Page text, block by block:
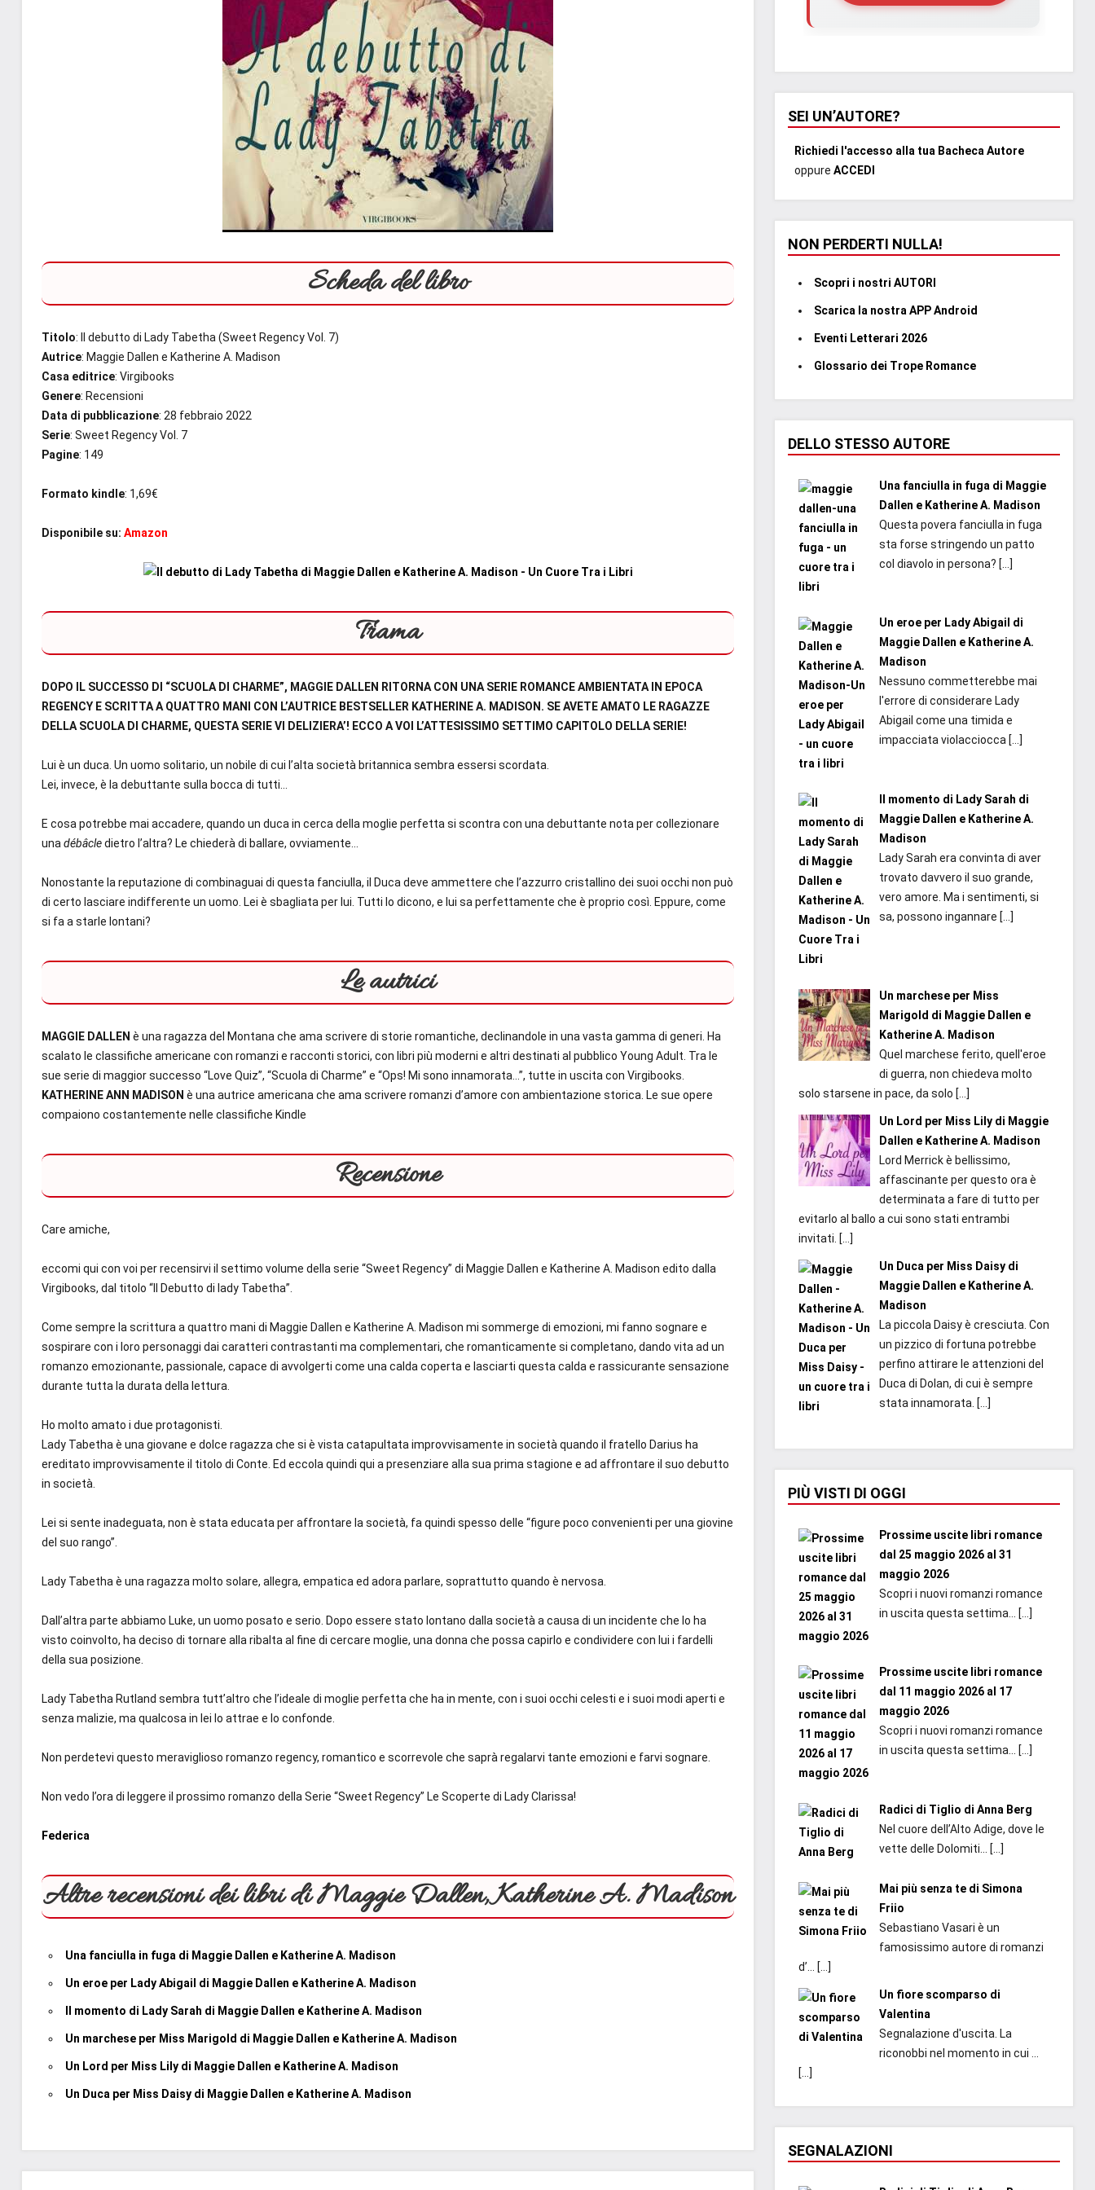
Scheda del libro
Titolo: Il debutto di Lady Tabetha (Sweet Regency Vol. 7)
Autrice: Maggie Dallen e Katherine A. Madison
Casa editrice: Virgibooks
Genere: Recensioni
Data di pubblicazione: 28 febbraio 2022
Serie: Sweet Regency Vol. 7
Pagine: 149
Formato kindle: 1,69€
Disponibile su: Amazon
Trama
DOPO IL SUCCESSO DI “SCUOLA DI CHARME”, MAGGIE DALLEN RITORNA CON UNA SERIE ROMANCE AMBIENTATA IN EPOCA
REGENCY E SCRITTA A QUATTRO MANI CON L’AUTRICE BESTSELLER KATHERINE A. MADISON. SE AVETE AMATO LE RAGAZZE
DELLA SCUOLA DI CHARME, QUESTA SERIE VI DELIZIERA’! ECCO A VOI L’ATTESISSIMO SETTIMO CAPITOLO DELLA SERIE!
Lui è un duca. Un uomo solitario, un nobile di cui l’alta società britannica sembra essersi scordata.
Lei, invece, è la debuttante sulla bocca di tutti…
E cosa potrebbe mai accadere, quando un duca in cerca della moglie perfetta si scontra con una debuttante nota per collezionare
una débâcledietro l’altra? Le chiederà di ballare, ovviamente…
Nonostante la reputazione di combinaguai di questa fanciulla, il Duca deve ammettere che l’azzurro cristallino dei suoi occhi non può
di certo lasciare indifferente un uomo. Lei è sbagliata per lui. Tutti lo dicono, e lui sa perfettamente che è proprio così. Eppure, come
si fa a starle lontani?
Le autrici
MAGGIE DALLEN è una ragazza del Montana che ama scrivere di storie romantiche, declinandole in una vasta gamma di generi. Ha
scalato le classifiche americane con romanzi e racconti storici, con libri più moderni e altri destinati al pubblico Young Adult. Tra le
sue serie di maggior successo “Love Quiz”, “Scuola di Charme” e “Ops! Mi sono innamorata…”, tutte in uscita con Virgibooks.
KATHERINE ANN MADISON è una autrice americana che ama scrivere romanzi d’amore con ambientazione storica. Le sue opere
compaiono costantemente nelle classifiche Kindle
Recensione
Care amiche,
eccomi qui con voi per recensirvi il settimo volume della serie “Sweet Regency” di Maggie Dallen e Katherine A. Madison edito dalla
Virgibooks, dal titolo “Il Debutto di lady Tabetha”.
Come sempre la scrittura a quattro mani di Maggie Dallen e Katherine A. Madison mi sommerge di emozioni, mi fanno sognare e
sospirare con i loro personaggi dai caratteri contrastanti ma complementari, che romanticamente si completano, dando vita ad un
romanzo emozionante, passionale, capace di avvolgerti come una calda coperta e lasciarti questa calda e rassicurante sensazione
durante tutta la durata della lettura.
Ho molto amato i due protagonisti.
Lady Tabetha è una giovane e dolce ragazza che si è vista catapultata improvvisamente in società quando il fratello Darius ha
ereditato improvvisamente il titolo di Conte. Ed eccola quindi qui a presenziare alla sua prima stagione e ad affrontare il suo debutto
in società.
Lei si sente inadeguata, non è stata educata per affrontare la società, fa quindi spesso delle “figure poco convenienti per una giovine
del suo rango”.
Lady Tabetha è una ragazza molto solare, allegra, empatica ed adora parlare, soprattutto quando è nervosa.
Dall’altra parte abbiamo Luke, un uomo posato e serio. Dopo essere stato lontano dalla società a causa di un incidente che lo ha
visto coinvolto, ha deciso di tornare alla ribalta al fine di cercare moglie, una donna che possa capirlo e condividere con lui i fardelli
della sua posizione.
Lady Tabetha Rutland sembra tutt’altro che l’ideale di moglie perfetta che ha in mente, con i suoi occhi celesti e i suoi modi aperti e
senza malizie, ma qualcosa in lei lo attrae e lo confonde.
Non perdetevi questo meraviglioso romanzo regency, romantico e scorrevole che saprà regalarvi tante emozioni e farvi sognare.
Non vedo l’ora di leggere il prossimo romanzo della Serie “Sweet Regency” Le Scoperte di Lady Clarissa!
Federica
Altre recensioni dei libri di Maggie Dallen, Katherine A. Madison
Una fanciulla in fuga di Maggie Dallen e Katherine A. Madison
Un eroe per Lady Abigail di Maggie Dallen e Katherine A. Madison
Il momento di Lady Sarah di Maggie Dallen e Katherine A. Madison
Un marchese per Miss Marigold di Maggie Dallen e Katherine A. Madison
Un Lord per Miss Lily di Maggie Dallen e Katherine A. Madison
Un Duca per Miss Daisy di Maggie Dallen e Katherine A. Madison
In
SEI UN’AUTORE?
Richiedi l'accesso alla tua Bacheca Autore
oppure ACCEDI
NON PERDERTI NULLA!
Scopri i nostri AUTORI
Scarica la nostra APP Android
Eventi Letterari 2026
Glossario dei Trope Romance
DELLO STESSO AUTORE
Una fanciulla in fuga di Maggie
Dallen e Katherine A. Madison
Questa povera fanciulla in fuga
sta forse stringendo un patto
col diavolo in persona? […]
Un eroe per Lady Abigail di
Maggie Dallen e Katherine A.
Madison
Nessuno commetterebbe mai
l'errore di considerare Lady
Abigail come una timida e
impacciata violacciocca[…]
Il momento di Lady Sarah di
Maggie Dallen e Katherine A.
Madison
Lady Sarah era convinta di aver
trovato davvero il suo grande,
vero amore. Ma i sentimenti, si
sa, possono ingannare […]
Un marchese per Miss
Marigold di Maggie Dallen e
Katherine A. Madison
Quel marchese ferito, quell'eroe
di guerra, non chiedeva molto
solo starsene in pace, da solo […]
Un Lord per Miss Lily di Maggie
Dallen e Katherine A. Madison
Lord Merrick è bellissimo,
affascinante per questo ora è
determinata a fare di tutto per
evitarlo al ballo a cui sono stati entrambi
invitati. […]
Un Duca per Miss Daisy di
Maggie Dallen e Katherine A.
Madison
La piccola Daisy è cresciuta. Con
un pizzico di fortuna potrebbe
perfino attirare le attenzioni del
Duca di Dolan, di cui è sempre
stata innamorata. […]
PIÙ VISTI DI OGGI
Prossime uscite libri romance
dal 25 maggio 2026 al 31
maggio 2026
Scopri i nuovi romanzi romance
in uscita questa settima...
[…]
Prossime uscite libri romance
dal 11 maggio 2026 al 17
maggio 2026
Scopri i nuovi romanzi romance
in uscita questa settima... […]
Radici di Tiglio di Anna Berg
Nel cuore dell’Alto Adige, dove le
vette delle Dolomiti...
[…]
Mai più senza te di Simona
Friio
Sebastiano Vasari è un
famosissimo autore di romanzi
d’...
[…]
Un fiore scomparso di
Valentina
Segnalazione d'uscita. La
riconobbi nel momento in cui ...
[…]
SEGNALAZIONI